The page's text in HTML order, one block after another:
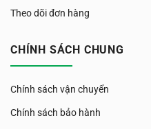
Theo dõi đơn hàng
CHÍNH SÁCH CHUNG
Chính sách vận chuyển
Chính sách bảo hành